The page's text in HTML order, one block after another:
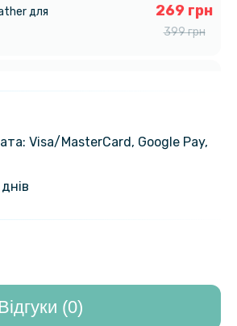
для
269 грн
399 грн
Visa/MasterСard, Google Pay,
(0)